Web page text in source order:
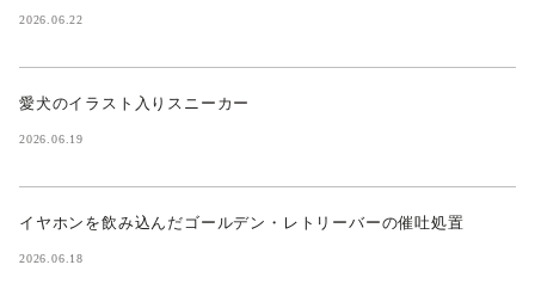
2026.06.22
愛犬のイラスト入りスニーカー
2026.06.19
イヤホンを飲み込んだゴールデン・レトリーバーの催吐処置
2026.06.18